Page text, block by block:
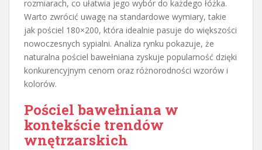
rozmiarach, co ułatwia jego wybór do każdego łóżka.
Warto zwrócić uwagę na standardowe wymiary, takie
jak pościel 180×200, która idealnie pasuje do większości
nowoczesnych sypialni. Analiza rynku pokazuje, że
naturalna pościel bawełniana zyskuje popularność dzięki
konkurencyjnym cenom oraz różnorodności wzorów i
kolorów.
Pościel bawełniana w
kontekście trendów
wnętrzarskich